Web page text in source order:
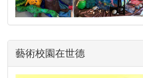
藝術校園在世德